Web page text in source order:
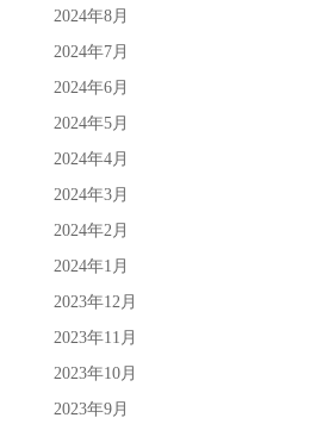
2024年8月
2024年7月
2024年6月
2024年5月
2024年4月
2024年3月
2024年2月
2024年1月
2023年12月
2023年11月
2023年10月
2023年9月